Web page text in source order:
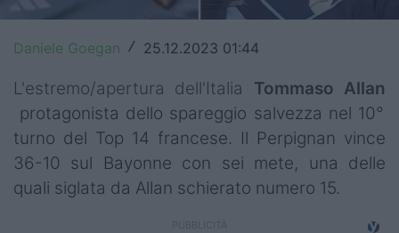
World Rugby
Rugby World Cup
Super Rugby
Rugby in TV
Mercato
Daniele Goegan / 25.12.2023 01:44
L'estremo/apertura dell'Italia
Tommaso Allan
protagonista dello spareggio salvezza nel 10°
turno del Top 14 francese. Il Perpignan vince
36-10 sul Bayonne con sei mete, una delle
quali siglata da Allan schierato numero 15.